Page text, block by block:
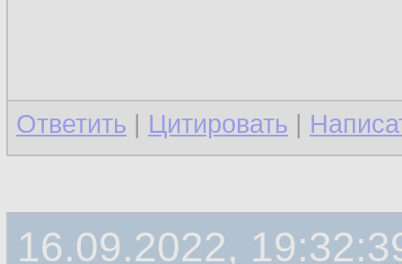
Ответить | Цитировать |
16.09.2022,